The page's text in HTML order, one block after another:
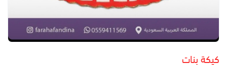
كيكة بنات